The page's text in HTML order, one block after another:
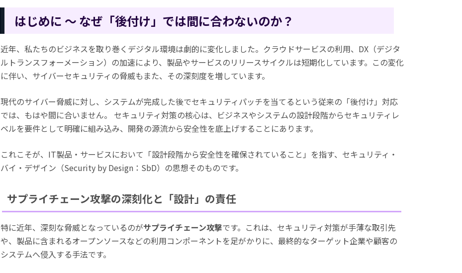
はじめに ～ なぜ「後付け」では間に合わないのか？
近年、私たちのビジネスを取り巻くデジタル環境は劇的に変化しました。クラウドサービスの利用、DX（デジタ
ルトランスフォーメーション）の加速により、製品やサービスのリリースサイクルは短期化しています。この変化
に伴い、サイバーセキュリティの脅威もまた、その深刻度を増しています。
現代のサイバー脅威に対し、システムが完成した後でセキュリティパッチを当てるという従来の「後付け」対応
では、もはや間に合いません。 セキュリティ対策の核心は、ビジネスやシステムの設計段階からセキュリティレ
ベルを要件として明確に組み込み、開発の源流から安全性を底上げすることにあります。
これこそが、IT製品・サービスにおいて「設計段階から安全性を確保されていること」を指す、セキュリティ・
バイ・デザイン（Security by Design：SbD）の思想そのものです。
サプライチェーン攻撃の深刻化と「設計」の責任
特に近年、深刻な脅威となっているのがサプライチェーン攻撃です。これは、セキュリティ対策が手薄な取引先
や、製品に含まれるオープンソースなどの利用コンポーネントを足がかりに、最終的なターゲット企業や顧客の
システムへ侵入する手法です。